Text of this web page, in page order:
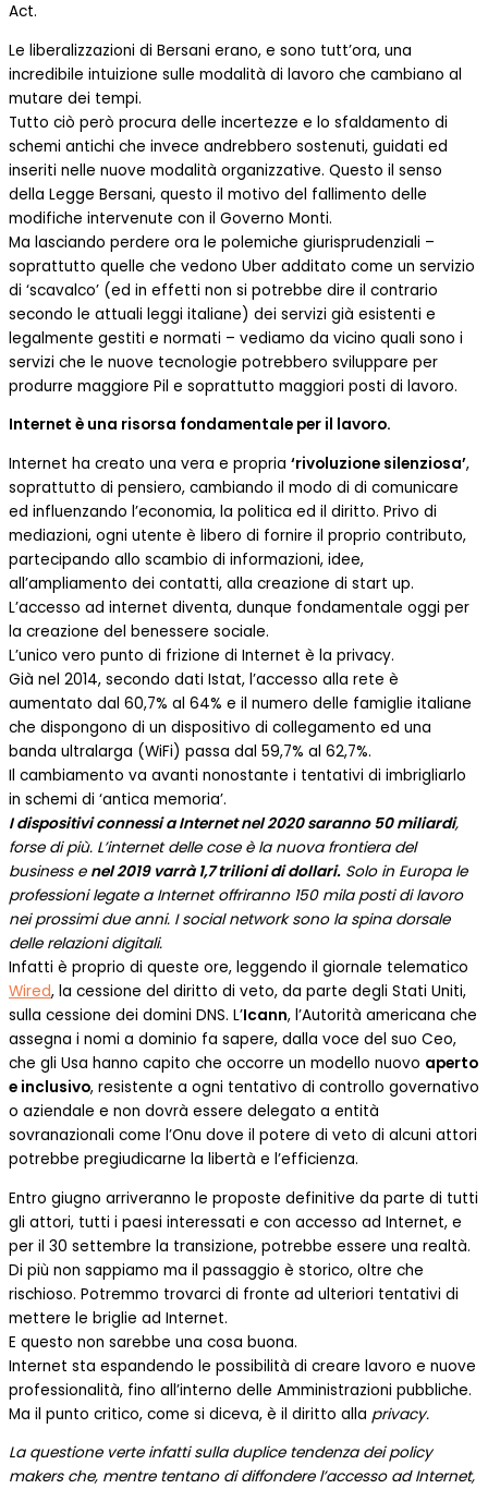
Act.
Le liberalizzazioni di Bersani erano, e sono tutt’ora, una
incredibile intuizione sulle modalità di lavoro che cambiano al
mutare dei tempi.
Tutto ciò però procura delle incertezze e lo sfaldamento di
schemi antichi che invece andrebbero sostenuti, guidati ed
inseriti nelle nuove modalità organizzative. Questo il senso
della Legge Bersani, questo il motivo del fallimento delle
modifiche intervenute con il Governo Monti.
Ma lasciando perdere ora le polemiche giurisprudenziali –
soprattutto quelle che vedono Uber additato come un servizio
di ‘scavalco’ (ed in effetti non si potrebbe dire il contrario
secondo le attuali leggi italiane) dei servizi già esistenti e
legalmente gestiti e normati – vediamo da vicino quali sono i
servizi che le nuove tecnologie potrebbero sviluppare per
produrre maggiore Pil e soprattutto maggiori posti di lavoro.
Internet è una risorsa fondamentale per il lavoro.
Internet ha creato una vera e propria ‘rivoluzione silenziosa’,
soprattutto di pensiero, cambiando il modo di di comunicare
ed influenzando l’economia, la politica ed il diritto. Privo di
mediazioni, ogni utente è libero di fornire il proprio contributo,
partecipando allo scambio di informazioni, idee,
all’ampliamento dei contatti, alla creazione di start up.
L’accesso ad internet diventa, dunque fondamentale oggi per
la creazione del benessere sociale.
L’unico vero punto di frizione di Internet è la privacy.
Già nel 2014, secondo dati Istat, l’accesso alla rete è
aumentato dal 60,7% al 64% e il numero delle famiglie italiane
che dispongono di un dispositivo di collegamento ed una
banda ultralarga (WiFi) passa dal 59,7% al 62,7%.
Il cambiamento va avanti nonostante i tentativi di imbrigliarlo
in schemi di ‘antica memoria’.
I dispositivi connessi a Internet nel 2020 saranno 50 miliardi,
forse di più. L’internet delle cose è la nuova frontiera del
business e nel 2019 varrà 1,7 trilioni di dollari. Solo in Europa le
professioni legate a Internet offriranno 150 mila posti di lavoro
nei prossimi due anni. I social network sono la spina dorsale
delle relazioni digitali.
Infatti è proprio di queste ore, leggendo il giornale telematico
Wired, la cessione del diritto di veto, da parte degli Stati Uniti,
sulla cessione dei domini DNS. L’Icann, l’Autorità americana che
assegna i nomi a dominio fa sapere, dalla voce del suo Ceo,
che gli Usa hanno capito che occorre un modello nuovo aperto
e inclusivo, resistente a ogni tentativo di controllo governativo
o aziendale e non dovrà essere delegato a entità
sovranazionali come l’Onu dove il potere di veto di alcuni attori
potrebbe pregiudicarne la libertà e l’efficienza.
Entro giugno arriveranno le proposte definitive da parte di tutti
gli attori, tutti i paesi interessati e con accesso ad Internet, e
per il 30 settembre la transizione, potrebbe essere una realtà.
Di più non sappiamo ma il passaggio è storico, oltre che
rischioso. Potremmo trovarci di fronte ad ulteriori tentativi di
mettere le briglie ad Internet.
E questo non sarebbe una cosa buona.
Internet sta espandendo le possibilità di creare lavoro e nuove
professionalità, fino all’interno delle Amministrazioni pubbliche.
Ma il punto critico, come si diceva, è il diritto alla privacy.
La questione verte infatti sulla duplice tendenza dei policy
makers che, mentre tentano di diffondere l’accesso ad Internet,